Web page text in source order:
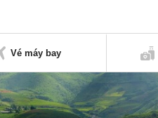
Vé máy bay